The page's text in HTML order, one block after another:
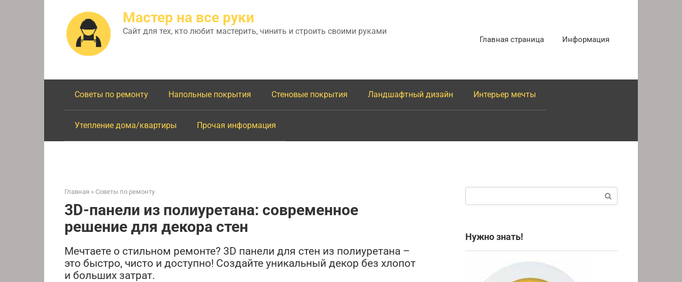
Мастер на все руки
Сайт для тех, кто любит мастерить, чинить и строить своими руками
Главная страница Информация
Советы по ремонту Напольные покрытия Стеновые покрытия Ландшафтный дизайн Интерьер мечты
Утепление дома/квартиры Прочая информация
Главная » Советы по ремонту
3D-панели из полиуретана: современное
решение для декора стен
Мечтаете о стильном ремонте? 3D панели для стен из полиуретана –
это быстро, чисто и доступно! Создайте уникальный декор без хлопот
и больших затрат.
Нужно знать!